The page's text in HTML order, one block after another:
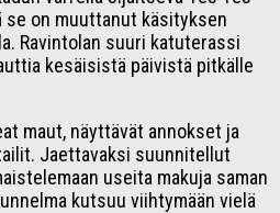
on muuttanut käsityksen
Ravintolan suuri katuterassi
kesäisistä päivistä pitkälle
maut, näyttävät annokset ja
Jaettavaksi suunnitellut
useita makuja saman
kutsuu viihtymään vielä